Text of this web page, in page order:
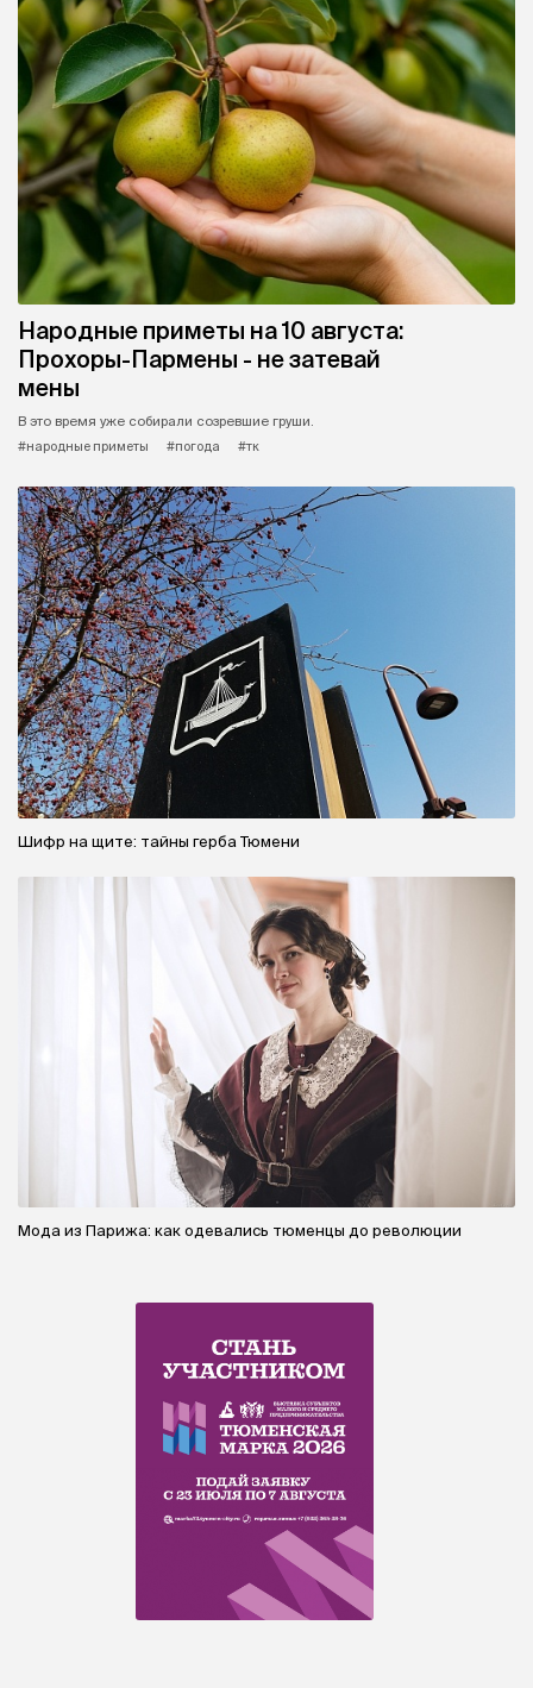
Народные приметы на 10 августа:
Прохоры-Пармены - не затевай
мены
В это время уже собирали созревшие груши.
#народные приметы
#погода #тк
Шифр на щите: тайны герба Тюмени
Мода из Парижа: как одевались тюменцы до революции